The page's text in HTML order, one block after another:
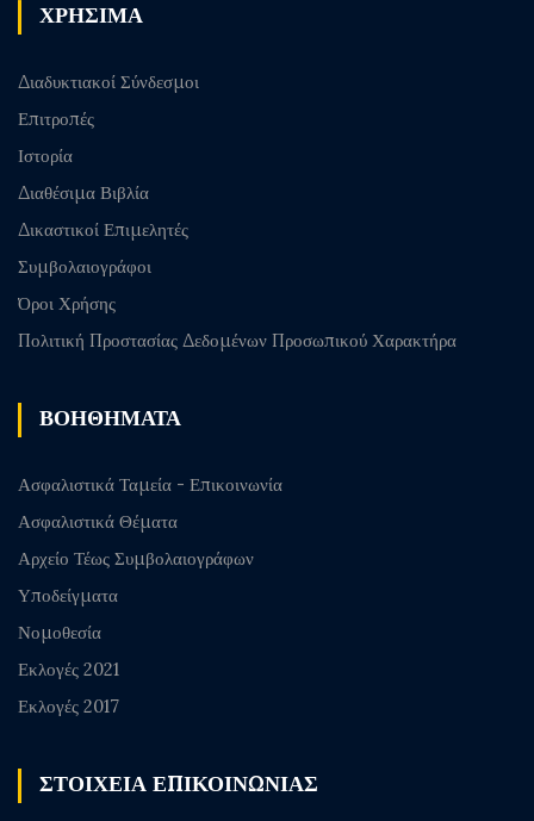
ΧΡΗΣΙΜΑ
Διαδυκτιακοί Σύνδεσμοι
Επιτροπές
Ιστορία
Διαθέσιμα Βιβλία
Δικαστικοί Επιμελητές
Συμβολαιογράφοι
Όροι Χρήσης
Πολιτική Προστασίας Δεδομένων Προσωπικού Χαρακτήρα
ΒΟΗΘΗΜΑΤΑ
Ασφαλιστικά Ταμεία - Επικοινωνία
Ασφαλιστικά Θέματα
Αρχείο Τέως Συμβολαιογράφων
Υποδείγματα
Νομοθεσία
Εκλογές 2021
Εκλογές 2017
ΣΤΟΙΧΕΙΑ ΕΠΙΚΟΙΝΩΝΙΑΣ